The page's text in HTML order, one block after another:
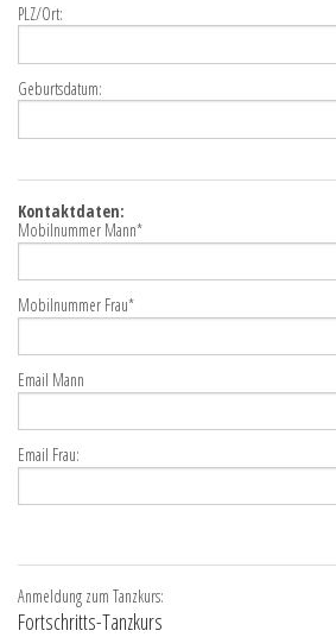
PLZ/Ort:
Geburtsdatum:
Kontaktdaten:
Mobilnummer Mann*
Mobilnummer Frau*
Email Mann
Email Frau:
Anmeldung zum Tanzkurs:
Fortschritts-Tanzkurs